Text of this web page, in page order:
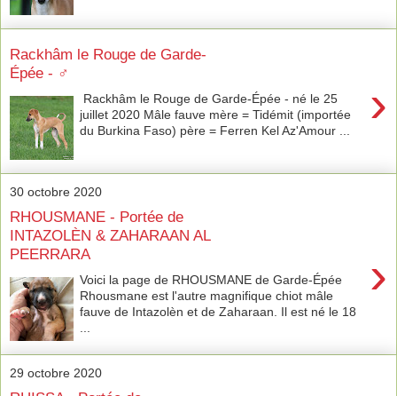
Rackhâm le Rouge de Garde-
Épée - ♂︎
›
Rackhâm le Rouge de Garde-Épée - né le 25
juillet 2020 Mâle fauve mère = Tidémit (importée
du Burkina Faso) père = Ferren Kel Az'Amour ...
30 octobre 2020
RHOUSMANE - Portée de
INTAZOLÈN & ZAHARAAN AL
PEERRARA
›
Voici la page de RHOUSMANE de Garde-Épée
Rhousmane est l'autre magnifique chiot mâle
fauve de Intazolèn et de Zaharaan. Il est né le 18
29 octobre 2020